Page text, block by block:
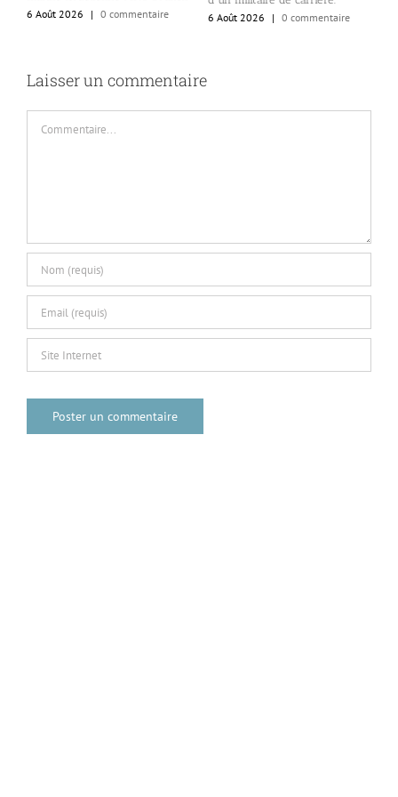
6 Août 2026
| 0 commentaire
6 Août 2026
| 0 commentaire
Laisser un commentaire